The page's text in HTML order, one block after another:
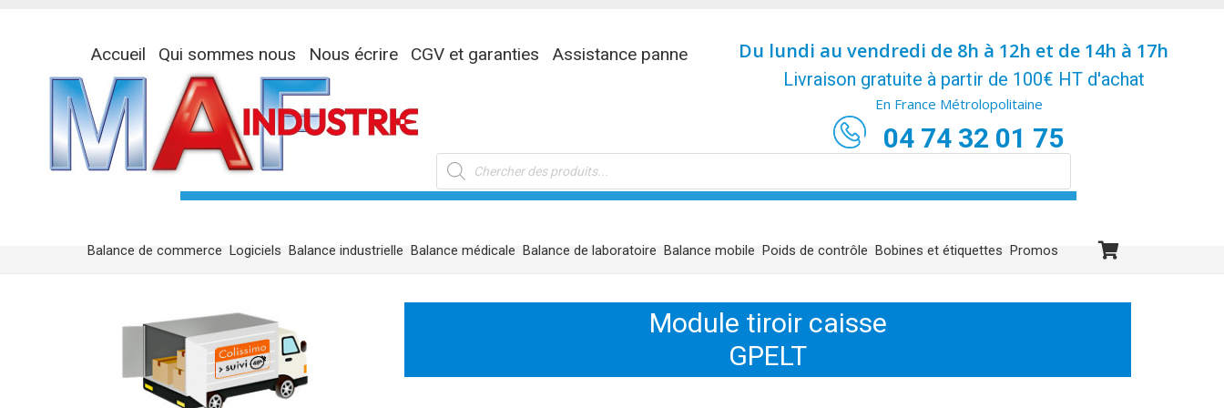
Accueil Qui sommes nous Nous écrire CGV et garanties Assistance panne
04 74 32 01 75
Du lundi au vendredi de 8h à 12h et de 14h à 17h
Recherche
de
En France Métrolopolitaine
Livraison gratuite à partir de 100€ HT d'achat
Balance de commerce Logiciels Balance industrielle Balance médicale Balance de laboratoire Balance mobile Poids de contrôle Bobines et étiquettes Promos
Module tiroir caisse
GPELT